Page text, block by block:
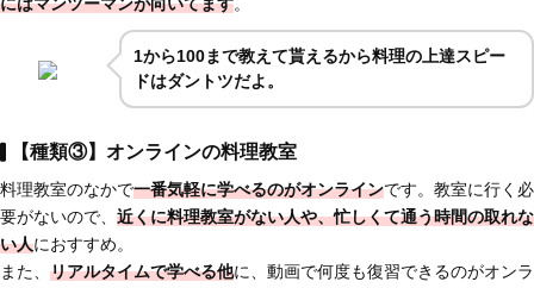
1から100まで教えて貰えるから料理の上達スピー
ドはダントツだよ。
【種類③】オンラインの料理教室
料理教室のなかで一番気軽に学べるのがオンラインです。教室に行く必
要がないので、 近くに料理教室がない人や、忙しくて通う時間の取れな
い人におすすめ。
また、 リアルタイムで学べる他に、動画で何度も復習できるのがオンラ